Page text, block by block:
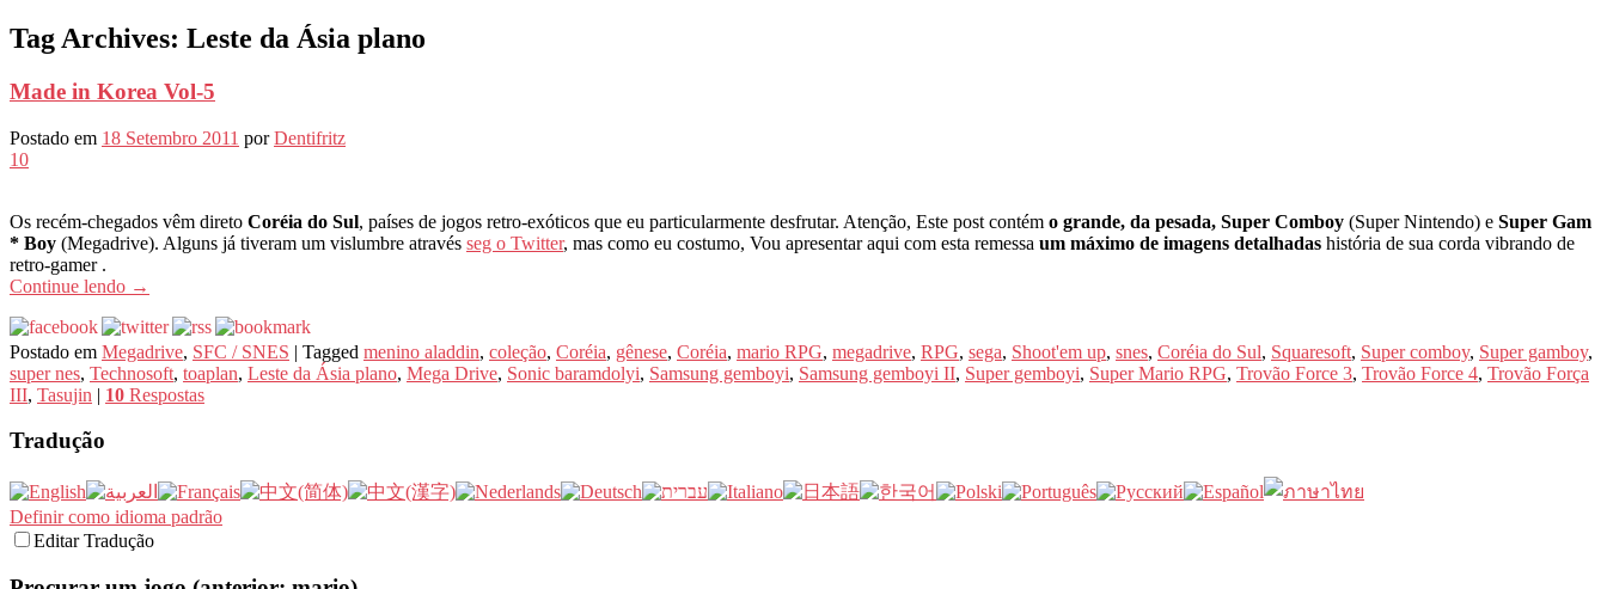
Tag Archives: Leste da Ásia plano
Made in Korea Vol-5
Postado em 18 Setembro 2011 porDentifritz
10
Os recém-chegados vêm direto Coréia do Sul, países de jogos retro-exóticos que eu particularmente desfrutar. Atenção, Este post contém o grande, da pesada, Super Comboy (Super Nintendo) e Super Gam
* Boy (Megadrive). Alguns já tiveram um vislumbre através seg o Twitter, mas como eu costumo, Vou apresentar aqui com esta remessa um máximo de imagens detalhadas história de sua corda vibrando de
retro-gamer .
Continue lendo →
Postado em Megadrive, SFC / SNES | Tagged menino aladdin, coleção, Coréia, gênese, Coréia, mario RPG, megadrive, RPG, sega, Shoot'em up, snes, Coréia do Sul, Squaresoft, Super comboy, Super gamboy,
super nes, Technosoft, toaplan, Leste da Ásia plano, Mega Drive, Sonic baramdolyi, Samsung gemboyi, Samsung gemboyi II, Super gemboyi, Super Mario RPG, Trovão Force 3, Trovão Force 4, Trovão Força
III, Tasujin | 10 Respostas
Tradução
Definir como idioma padrão
Editar Tradução